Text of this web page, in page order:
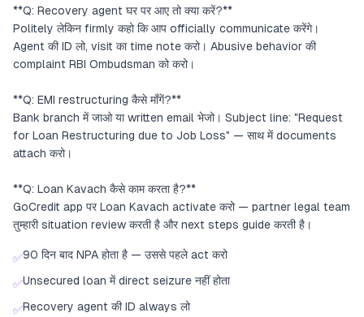
**Q: Recovery agent घर पर आए तो क्या करें?**
Politely लेकिन firmly कहो कि आप officially communicate करेंगे।
Agent की ID लो, visit का time note करो। Abusive behavior की
complaint RBI Ombudsman को करो।
**Q: EMI restructuring कैसे माँगें?**
Bank branch में जाओ या written email भेजो। Subject line: "Request
for Loan Restructuring due to Job Loss" — साथ में documents
attach करो।
**Q: Loan Kavach कैसे काम करता है?**
GoCredit app पर Loan Kavach activate करो — partner legal team
तुम्हारी situation review करती है और next steps guide करती है।
✅90 दिन बाद NPA होता है — उससे पहले act करो
✅Unsecured loan में direct seizure नहीं होता
✅Recovery agent की ID always लो